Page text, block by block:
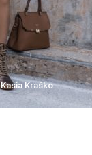
Kasia Kraśko